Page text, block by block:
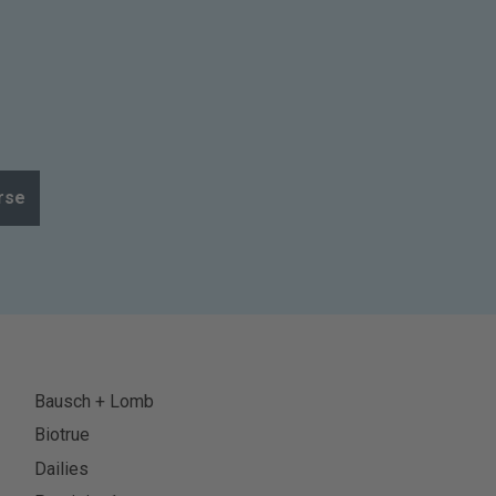
Bausch + Lomb
Biotrue
Dailies